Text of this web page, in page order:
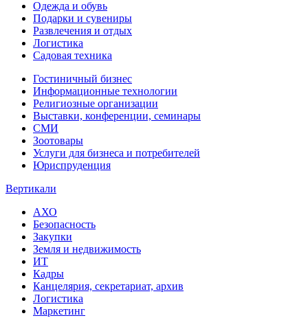
Одежда и обувь
Подарки и сувениры
Развлечения и отдых
Логистика
Садовая техника
Гостиничный бизнес
Информационные технологии
Религиозные организации
Выставки, конференции, семинары
СМИ
Зоотовары
Услуги для бизнеса и потребителей
Юриспруденция
Вертикали
АХО
Безопасность
Закупки
Земля и недвижимость
ИТ
Кадры
Канцелярия, секретариат, архив
Логистика
Маркетинг